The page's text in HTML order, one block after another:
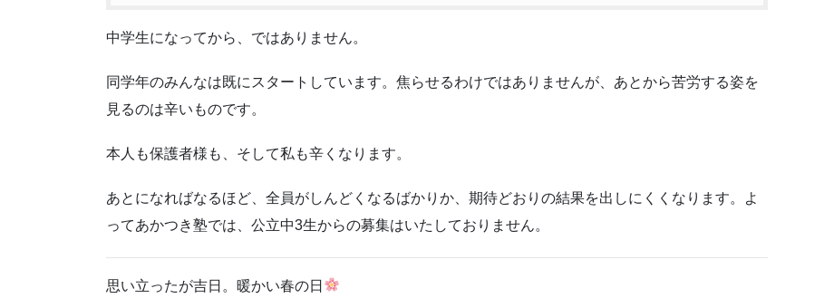
中学生になってから、ではありません。
同学年のみんなは既にスタートしています。焦らせるわけではありませんが、あとから苦労する姿を
見るのは辛いものです。
本人も保護者様も、そして私も辛くなります。
あとになればなるほど、全員がしんどくなるばかりか、期待どおりの結果を出しにくくなります。よ
ってあかつき塾では、公立中3生からの募集はいたしておりません。
思い立ったが吉日。暖かい春の日